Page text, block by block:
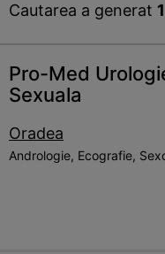
Cautarea a generat 1
Pro-Med
Sexuala
Oradea
Andrologie, Ecografie,